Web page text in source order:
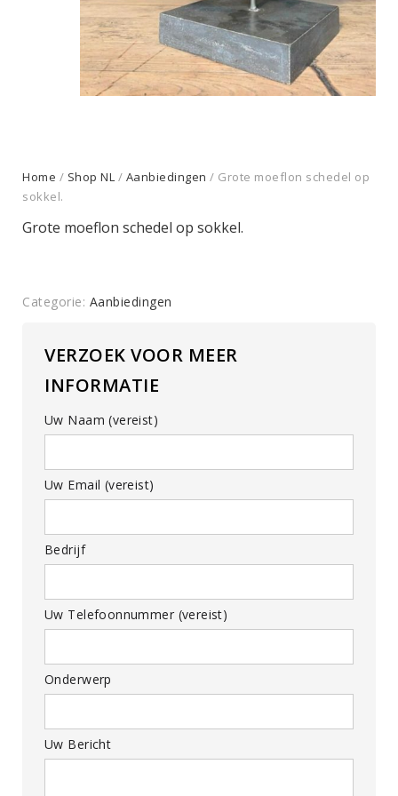
Home / Shop NL / Aanbiedingen / Grote moeflon schedel op
sokkel.
Grote moeflon schedel op sokkel.
Categorie: Aanbiedingen
VERZOEK VOOR MEER
INFORMATIE
Uw Naam (vereist)
Uw Email (vereist)
Bedrijf
Uw Telefoonnummer (vereist)
Onderwerp
Uw Bericht